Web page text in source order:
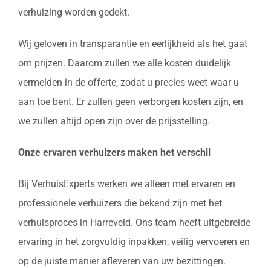
verhuizing worden gedekt.
Wij geloven in transparantie en eerlijkheid als het gaat
om prijzen. Daarom zullen we alle kosten duidelijk
vermelden in de offerte, zodat u precies weet waar u
aan toe bent. Er zullen geen verborgen kosten zijn, en
we zullen altijd open zijn over de prijsstelling.
Onze ervaren verhuizers maken het verschil
Bij VerhuisExperts werken we alleen met ervaren en
professionele verhuizers die bekend zijn met het
verhuisproces in Harreveld. Ons team heeft uitgebreide
ervaring in het zorgvuldig inpakken, veilig vervoeren en
op de juiste manier afleveren van uw bezittingen.